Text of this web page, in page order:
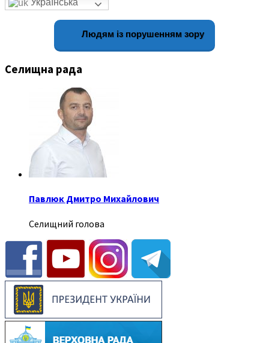
Людям із порушенням зору
Селищна рада
Павлюк Дмитро Михайлович
Селищний голова